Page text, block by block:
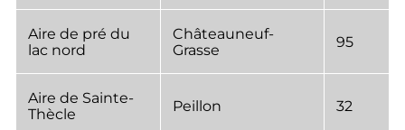
Aire de pré du
lac nord
Châteauneuf-
Grasse
95
Aire de Sainte-
Thècle
Peillon 32